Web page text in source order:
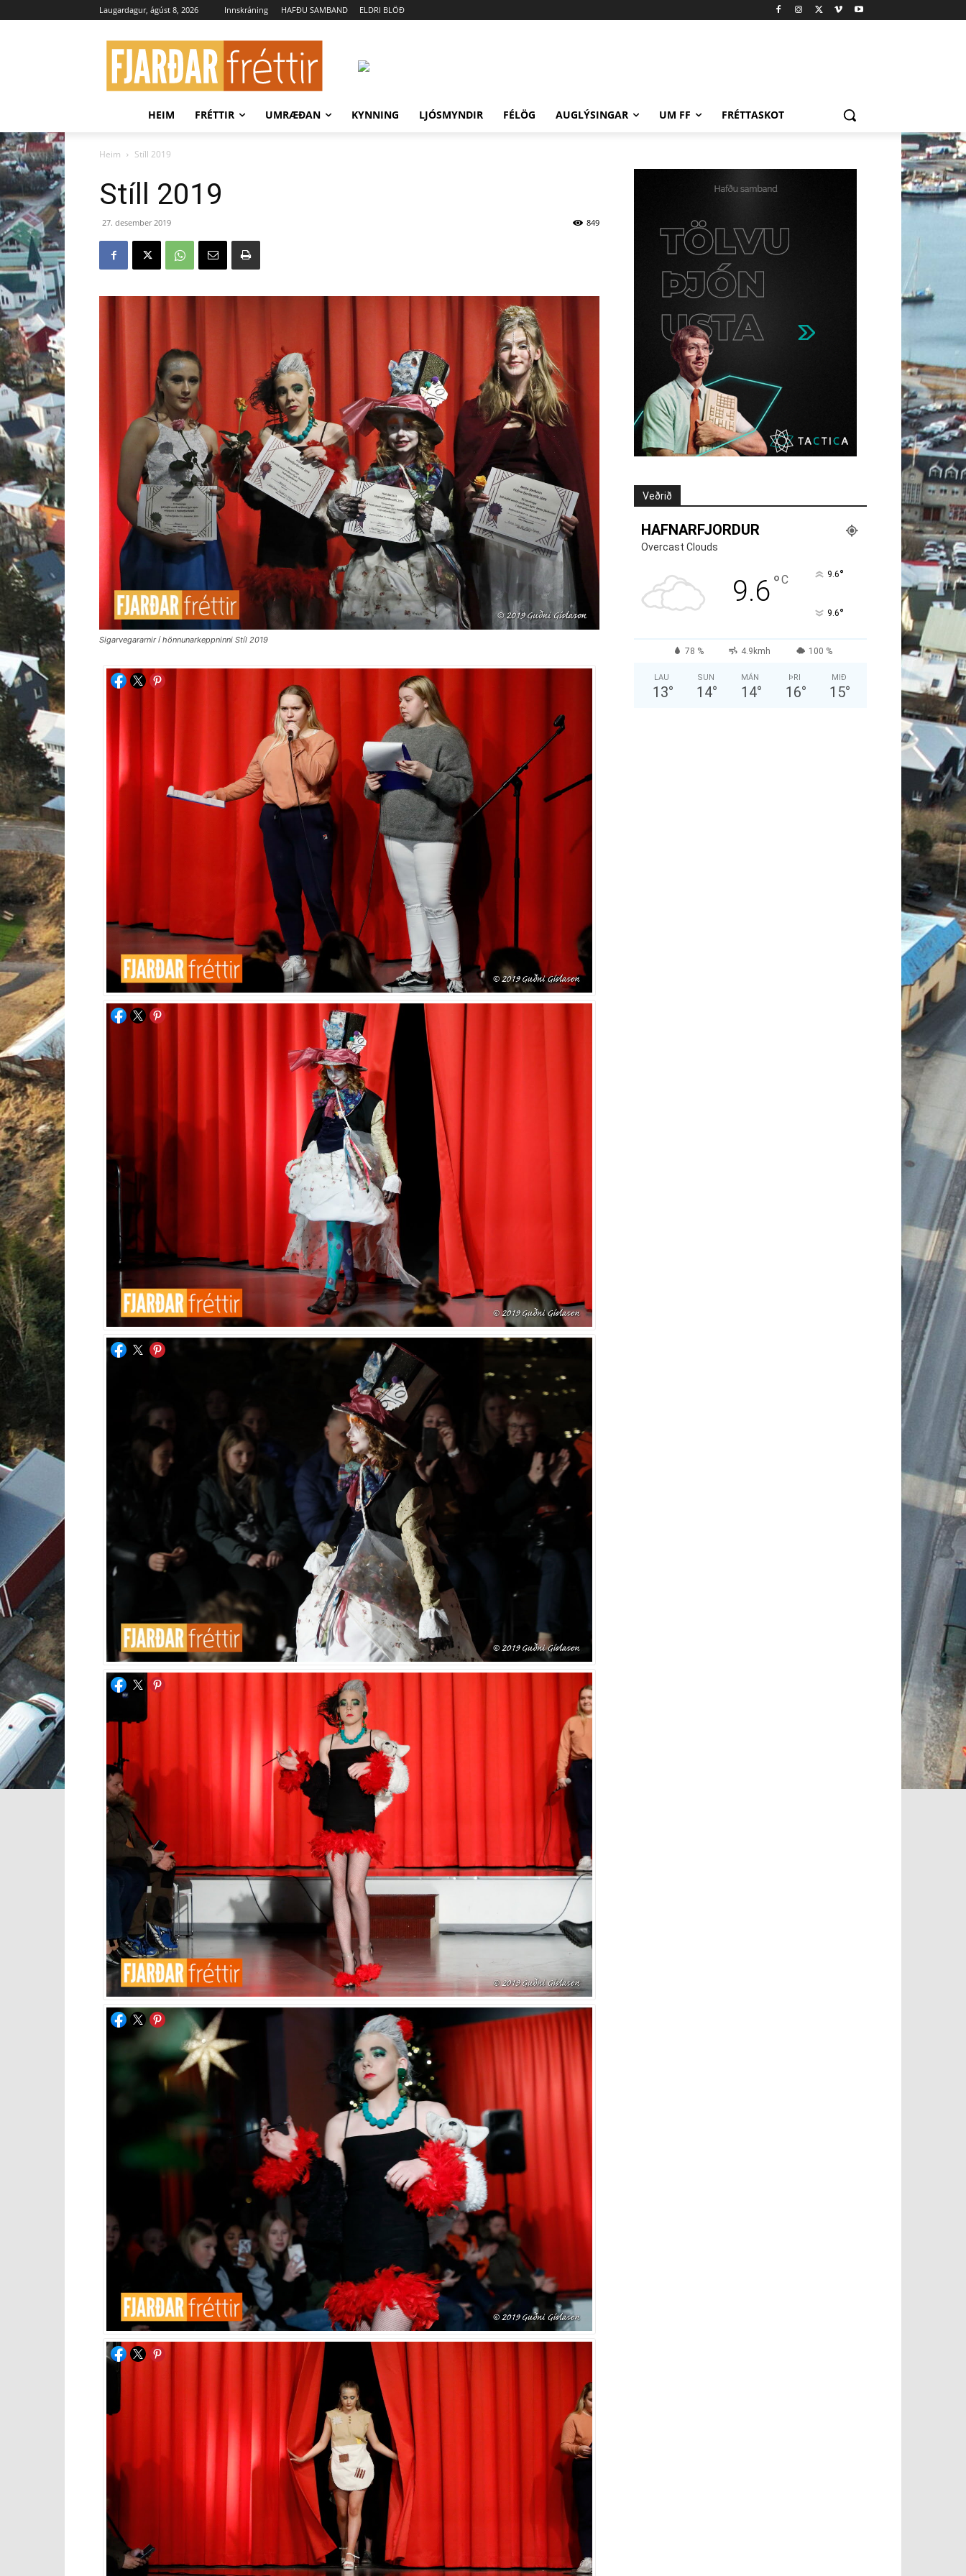
Laugardagur, ágúst 8, 2026 Innskráning HAFÐU SAMBAND ELDRI BLÖÐ
HEIM FRÉTTIR UMRÆÐAN KYNNING LJÓSMYNDIR FÉLÖG AUGLÝSINGAR UM FF FRÉTTASKOT
Heim Stíll 2019
Stíll 2019
27. desember 2019 849
Sigarvegararnir í hönnunarkeppninni Stíl 2019
Veðrið
HAFNARFJORDUR
Overcast Clouds
9.6°C 9.6°
9.6°
78 % 4.9kmh 100 %
LAU
13°
SUN
14°
MÁN
14°
ÞRI
16°
MIÐ
15°